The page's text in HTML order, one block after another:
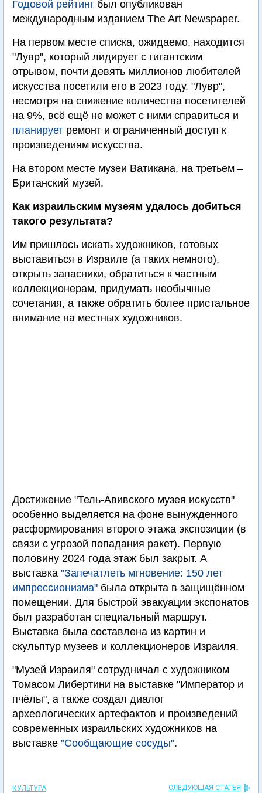
Годовой рейтинг был опубликован
международным изданием The Art Newspaper.
На первом месте списка, ожидаемо, находится
"Лувр", который лидирует с гигантским
отрывом, почти девять миллионов любителей
искусства посетили его в 2023 году. "Лувр",
несмотря на снижение количества посетителей
на 9%, всё ещё не может с ними справиться и
планирует ремонт и ограниченный доступ к
произведениям искусства.
На втором месте музеи Ватикана, на третьем –
Британский музей.
Как израильским музеям удалось добиться
такого результата?
Им пришлось искать художников, готовых
выставиться в Израиле (а таких немного),
открыть запасники, обратиться к частным
коллекционерам, придумать необычные
сочетания, а также обратить более пристальное
внимание на местных художников.
Достижение "Тель-Авивского музея искусств"
особенно выделяется на фоне вынужденного
расформирования второго этажа экспозиции (в
связи с угрозой попадания ракет). Первую
половину 2024 года этаж был закрыт. А
выставка "Запечатлеть мгновение: 150 лет
импрессионизма" была открыта в защищённом
помещении. Для быстрой эвакуации экспонатов
был разработан специальный маршрут.
Выставка была составлена из картин и
скульптур музеев и коллекционеров Израиля.
"Музей Израиля" сотрудничал с художником
Томасом Либертини на выставке "Император и
пчёлы", а также создал диалог
археологических артефактов и произведений
современных израильских художников на
выставке "Сообщающие сосуды".
КУЛЬТУРА СЛЕДУЮЩАЯ СТАТЬЯ